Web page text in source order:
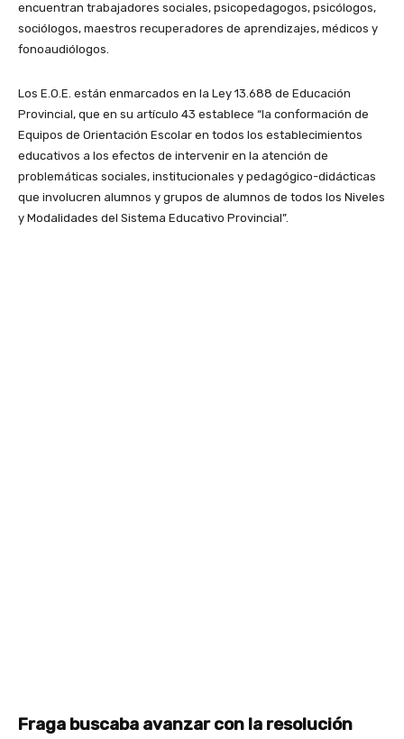
encuentran trabajadores sociales, psicopedagogos, psicólogos,
sociólogos, maestros recuperadores de aprendizajes, médicos y
fonoaudiólogos.
Los E.O.E. están enmarcados en la Ley 13.688 de Educación
Provincial, que en su artículo 43 establece “la conformación de
Equipos de Orientación Escolar en todos los establecimientos
educativos a los efectos de intervenir en la atención de
problemáticas sociales, institucionales y pedagógico-didácticas
que involucren alumnos y grupos de alumnos de todos los Niveles
y Modalidades del Sistema Educativo Provincial”.
Fraga buscaba avanzar con la resolución